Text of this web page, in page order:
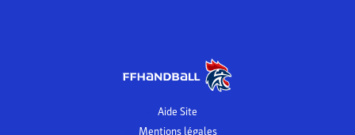
Aide Site
Mentions légales